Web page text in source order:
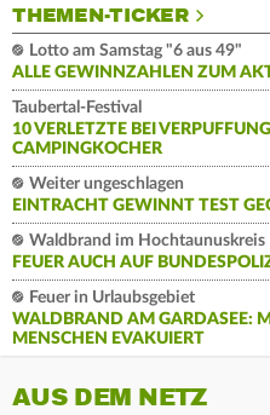
THEMEN-TICKER
Lotto am Samstag "6 aus 49"
ALLE GEWINNZAHLEN ZUM
Taubertal-Festival
10 VERLETZTE BEI
CAMPINGKOCHER
Weiter ungeschlagen
EINTRACHT GEWINNT TEST
Waldbrand im Hochtaunuskreis
FEUER AUCH AUF
Feuer in Urlaubsgebiet
WALDBRAND AM GARDASEE:
MENSCHEN EVAKUIERT
AUS DEM NETZ